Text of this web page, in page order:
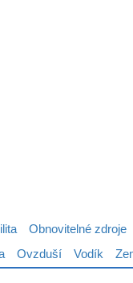
Obnovitelné zdroje
Ovzduší Vodík